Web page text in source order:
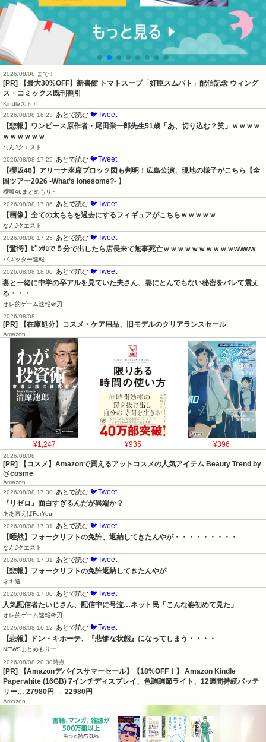
2026/08/08 まで！
[PR] 【最大30%OFF】新書館 トマトスープ「奸臣スムバト」配信記念 ウィング
ス・コミックス既刊割引
Kindleストア
2026/08/08 16:23
あとで読む 🐦Tweet
【悲報】ワンピース原作者・尾田栄一郎先生51歳「あ、切り込む？笑」ｗｗｗｗ
ｗｗｗｗｗｗ
なんJクエスト
2026/08/08 17:25
あとで読む 🐦Tweet
【櫻坂46】アリーナ座席ブロック図も判明！広島公演、現地の様子がこちら【全
国ツアー2026 -What’s lonesome?- 】
櫻坂46まとめもり～
2026/08/08 17:06
あとで読む 🐦Tweet
【画像】全ての太ももを過去にするフィギュアがこちらｗｗｗｗｗ
なんJクエスト
2026/08/08 17:25
あとで読む 🐦Tweet
【驚愕】ﾋﾟﾝｻﾛで５分で出したら店長来て無事死亡ｗｗｗｗｗｗｗｗｗｗwwww
バズッター速報
2026/08/08 18:00
あとで読む 🐦Tweet
妻と一緒に中学の卒アルを見ていた夫さん、妻にとんでもない秘密をバレて震え
る・・・
オレ的ゲーム速報＠刃
2026/08/08
[PR] 【在庫処分】コスメ・ケア用品、旧モデルのクリアランスセール
Amazon
¥1,247 ¥935 ¥396
2026/08/08
[PR] 【コスメ】Amazonで買えるアットコスメの人気アイテム Beauty Trend by
@cosme
Amazon
2026/08/08 17:30
あとで読む 🐦Tweet
『リゼロ』面白すぎるんだが異端か？
ああ言えばForYou
2026/08/08 17:31
あとで読む 🐦Tweet
【唖然】フォークリフトの免許、返納してきたんやが・・・・・・・・・
なんJクエスト
2026/08/08 17:31
あとで読む 🐦Tweet
【悲報】フォークリフトの免許返納してきたんやが
ネギ速
2026/08/08 17:00
あとで読む 🐦Tweet
人気配信者たいじさん、配信中に号泣…ネット民「こんな姿初めて見た」
オレ的ゲーム速報＠刃
2026/08/08 16:12
あとで読む 🐦Tweet
【悲報】ドン・キホーテ、『悲惨な状態』になってしまう・・・・
NEWSまとめもりー
2026/08/08 20:30時点
[PR] 【Amazonデバイスサマーセール】【18%OFF！】 Amazon Kindle
Paperwhite (16GB) 7インチディスプレイ、色調調節ライト、12週間持続バッテ
リー… 27980円 → 22980円
Amazon